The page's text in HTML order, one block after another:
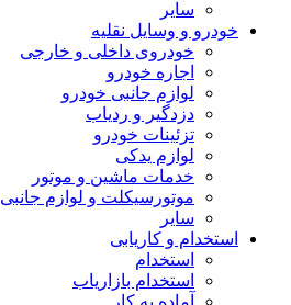
سایر
خودرو و وسایل نقلیه
خودروی داخلی و خارجی
اجاره خودرو
لوازم جانبی خودرو
دزدگیر و ردیاب
تزئینات خودرو
لوازم یدکی
خدمات ماشین و موتور
موتورسیکلت و لوازم جانبی
سایر
استخدام و کاریابی
استخدام
استخدام بازاریاب